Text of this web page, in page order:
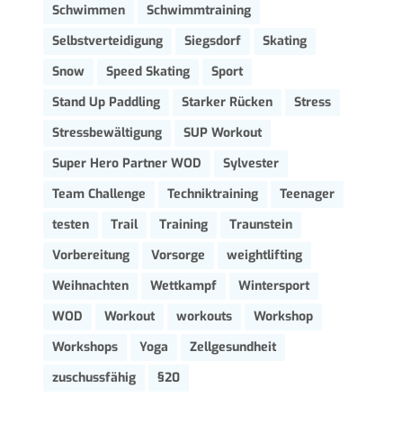
Schwimmen
Schwimmtraining
Selbstverteidigung
Siegsdorf
Skating
Snow
Speed Skating
Sport
Stand Up Paddling
Starker Rücken
Stress
Stressbewältigung
SUP Workout
Super Hero Partner WOD
Sylvester
Team Challenge
Techniktraining
Teenager
testen
Trail Training
Traunstein
Vorbereitung
Vorsorge
weightlifting
Weihnachten
Wettkampf
Wintersport
WOD
Workout workouts
Workshop
Workshops
Yoga
Zellgesundheit
zuschussfähig
§20